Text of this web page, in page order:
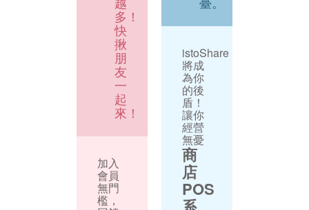
多！
快
揪
朋
友
一
起
來！
加入
會員
無門
檻，
istoShare
將成
為你
的後
盾！
讓你
經營
無憂
商
店
POS